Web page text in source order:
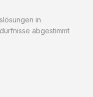
in
abgestimmt